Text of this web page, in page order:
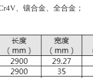
、镶合金、全合金；